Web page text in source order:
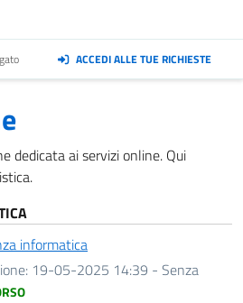
ACCEDI ALLE TUE RICHIESTE
dedicata ai servizi online. Qui
informatica
19-05-2025 14:39 - Senza